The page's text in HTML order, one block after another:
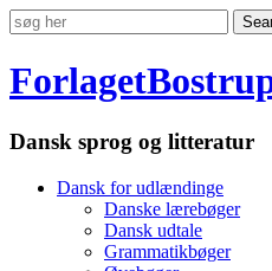
Dansk sprog og litteratur
Dansk for udlændinge
Danske lærebøger
Dansk udtale
Grammatikbøger